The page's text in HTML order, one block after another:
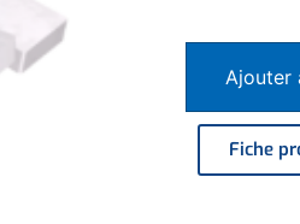
Ajouter
Fiche